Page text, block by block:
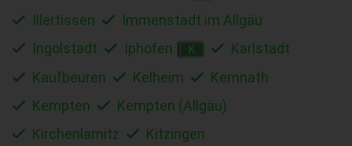
Illertissen
Immenstadt im Allgäu
Ingolstadt
Iphofen K
Karlstadt
Kaufbeuren
Kelheim
Kemnath
Kempten
Kempten (Allgäu)
Kirchenlamitz
Kitzingen